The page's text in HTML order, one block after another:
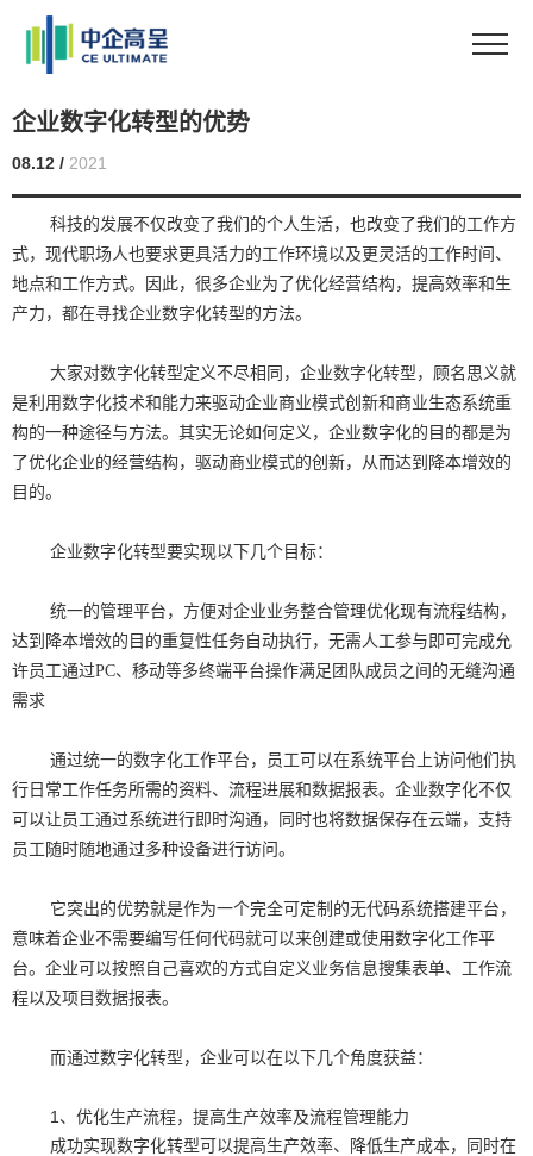
企业数字化转型的优势
08.12 / 2021
科技的发展不仅改变了我们的个人生活，也改变了我们的工作方
式，现代职场人也要求更具活力的工作环境以及更灵活的工作时间、
地点和工作方式。因此，很多企业为了优化经营结构，提高效率和生
产力，都在寻找企业数字化转型的方法。
大家对数字化转型定义不尽相同，企业数字化转型，顾名思义就
是利用数字化技术和能力来驱动企业商业模式创新和商业生态系统重
构的一种途径与方法。其实无论如何定义，企业数字化的目的都是为
了优化企业的经营结构，驱动商业模式的创新，从而达到降本增效的
目的。
企业数字化转型要实现以下几个目标：
统一的管理平台，方便对企业业务整合管理优化现有流程结构，
达到降本增效的目的重复性任务自动执行，无需人工参与即可完成允
许员工通过PC、移动等多终端平台操作满足团队成员之间的无缝沟通
需求
通过统一的数字化工作平台，员工可以在系统平台上访问他们执
行日常工作任务所需的资料、流程进展和数据报表。企业数字化不仅
可以让员工通过系统进行即时沟通，同时也将数据保存在云端，支持
员工随时随地通过多种设备进行访问。
它突出的优势就是作为一个完全可定制的无代码系统搭建平台，
意味着企业不需要编写任何代码就可以来创建或使用数字化工作平
台。企业可以按照自己喜欢的方式自定义业务信息搜集表单、工作流
程以及项目数据报表。
而通过数字化转型，企业可以在以下几个角度获益：
1、优化生产流程，提高生产效率及流程管理能力
成功实现数字化转型可以提高生产效率、降低生产成本，同时在